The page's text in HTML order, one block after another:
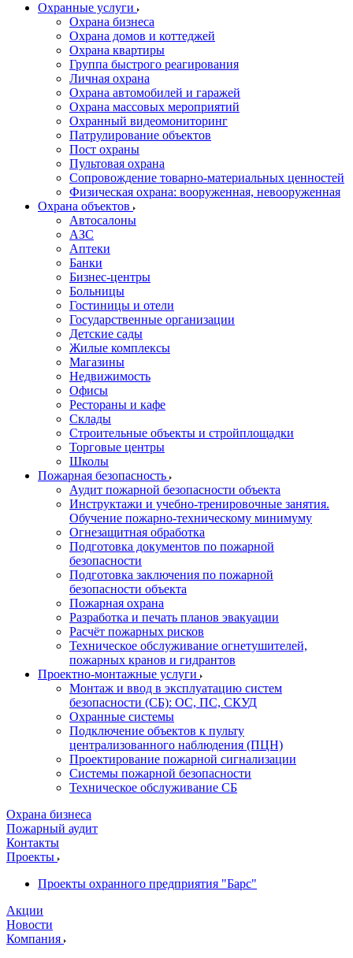
Охранные услуги
Охрана бизнеса
Охрана домов и коттеджей
Охрана квартиры
Группа быстрого реагирования
Личная охрана
Охрана автомобилей и гаражей
Охрана массовых мероприятий
Охранный видеомониторинг
Патрулирование объектов
Пост охраны
Пультовая охрана
Сопровождение товарно-материальных ценностей
Физическая охрана: вооруженная, невооруженная
Охрана объектов
Автосалоны
АЗС
Аптеки
Банки
Бизнес-центры
Больницы
Гостиницы и отели
Государственные организации
Детские сады
Жилые комплексы
Магазины
Недвижимость
Офисы
Рестораны и кафе
Склады
Строительные объекты и стройплощадки
Торговые центры
Школы
Пожарная безопасность
Аудит пожарной безопасности объекта
Инструктажи и учебно-тренировочные занятия.
Обучение пожарно-техническому минимуму
Огнезащитная обработка
Подготовка документов по пожарной
безопасности
Подготовка заключения по пожарной
безопасности объекта
Пожарная охрана
Разработка и печать планов эвакуации
Расчёт пожарных рисков
Техническое обслуживание огнетушителей,
пожарных кранов и гидрантов
Проектно-монтажные услуги
Монтаж и ввод в эксплуатацию систем
безопасности (СБ): ОС, ПС, СКУД
Охранные системы
Подключение объектов к пульту
централизованного наблюдения (ПЦН)
Проектирование пожарной сигнализации
Системы пожарной безопасности
Техническое обслуживание СБ
Охрана бизнеса
Пожарный аудит
Контакты
Проекты
Проекты охранного предприятия "Барс"
Акции
Новости
Компания